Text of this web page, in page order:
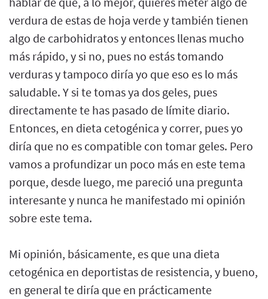
verdura de estas de hoja verde y también tienen
algo de carbohidratos y entonces llenas mucho
más rápido, y si no, pues no estás tomando
verduras y tampoco diría yo que eso es lo más
saludable. Y si te tomas ya dos geles, pues
directamente te has pasado de límite diario.
Entonces, en dieta cetogénica y correr, pues yo
diría que no es compatible con tomar geles. Pero
vamos a profundizar un poco más en este tema
porque, desde luego, me pareció una pregunta
interesante y nunca he manifestado mi opinión
sobre este tema.
Mi opinión, básicamente, es que una dieta
cetogénica en deportistas de resistencia, y bueno,
en general te diría que en prácticamente